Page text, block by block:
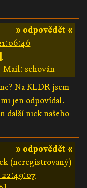
» odpovědět «
Mail: schován
Na KLDR jsem
jen odpovídal.
další nick našeho
» odpovědět «
(neregistrovaný)
22:49:07